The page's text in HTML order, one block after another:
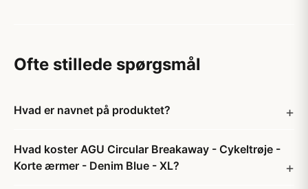
Ofte stillede spørgsmål
Hvad er navnet på produktet?
Hvad koster AGU Circular Breakaway - Cykeltrøje -
Korte ærmer - Denim Blue - XL?